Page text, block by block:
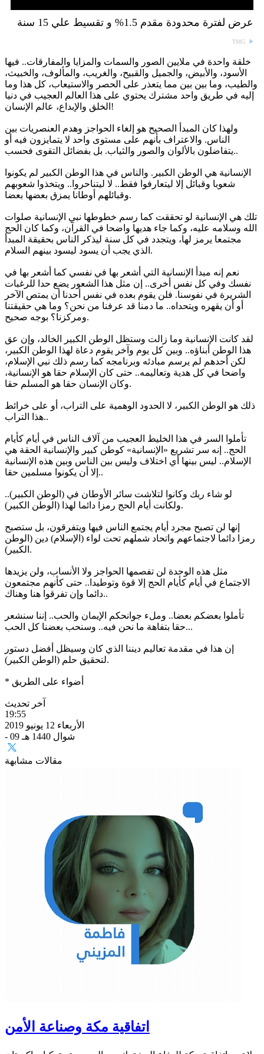
عرض لفترة محدودة مقدم 1.5% و تقسيط علي 15 سنة
TMG
خلقة واحدة في ملايين الصور والسمات والمزايا والمفارقات.. فيها
الأسود، والأبيض، والجميل والقبيح، والغريب، والمألوف، والخبيث،
والطيب، وما بين بين مما يتعذر على الحصر والاستيعاب، كل هذا وما
إليه في طريق واحد مشترك يحتوي على هذا العالم العجيب في دنيا
الخلق والإبداع، عالم الإنسان!
ولهذا كان المبدأ الصحيح هو إلغاء الحواجز وهدم العنصريات بين
الناس. والاعتراف بأنهم على مستوى واحد لا يتمايزون فيه أو
الإنسانية هي الوطن الكبير. والناس في هذا الوطن الكبير لم يكونوا
شعوبا وقبائل إلا ليتعارفوا فقط.. لا ليتناحروا.. ويتخذوا شعوبهم
تلك هي الإنسانية لو تحققت كما رسم خطوطها نبي الإنسانية صلوات
الله وسلامه عليه، وكما جاء هديها واضحا في القرآن، وكما كان الحج
مجتمعا يرمز لها، ويتجدد في كل سنة ليذكر الناس بحقيقة المبدأ
نعم إنه مبدأ الإنسانية التي أشعر بها في نفسي كما أشعر بها في
نفسك وفي كل نفس أخرى.. إن مثل هذا الشعور يضع حدا للرغبات
الشريرة في نفوسنا. فلن يقوم بعده في نفس أحدنا أن يمتص الآخر
أو أن يقهره ويتحداه.. ما دمنا قد عرفنا من نحن؟ وما هي حقيقتنا
لقد كانت الإنسانية وما زالت وستظل الوطن الكبير الخالد، وإن عق
هذا الوطن أبناؤه.. وبين كل يوم وآخر يقوم دعاة لهذا الوطن الكبير،
لكن أحدهم لم يرسم مبادئه وبرنامجه كما رسم ذلك نبي الإسلام،
واضحا في كل هدية وتعاليمه.. حتى كان الإسلام حقا هو الإنسانية،
ذلك هو الوطن الكبير، لا الحدود الوهمية على التراب، أو على خرائط
تأملوا السر في هذا الخليط العجيب من آلاف الناس في أيام كأيام
الحج.. إنه سر تشريع «الإنسانية» كوطن كبير والإنسانية الحقة هي
الإسلام.. ليس بينها أي اختلاف وليس بين الناس وبين هذه الإنسانية
لو شاء ربك وكانوا لتلاشت سائر الأوطان في (الوطن الكبير)..
إنها لن تصبح مجرد أيام يجتمع الناس فيها ويتفرقون، بل ستصبح
رمزا دائما لاجتماعهم واتحاد شملهم تحت لواء (الإسلام) دين (الوطن
مثل هذه الوحدة لن تفصمها الحواجز ولا الأنساب، ولن يزيدها
الاجتماع في أيام كأيام الحج إلا قوة وتوطيدا.. حتى كأنهم مجتمعون
تأملوا بعضكم بعضا.. وملء جوانحكم الإيمان والحب.. إننا سنشعر
إن هذا في مقدمة تعاليم ديننا الذي كان وسيظل أفضل دستور
* أضواء على الطريق
آخر تحديث
19:55
الأربعاء 12 يونيو 2019
- 09 شوال 1440 هـ
مقالات مشابهة
اتفاقية مكة وصناعة الأمن